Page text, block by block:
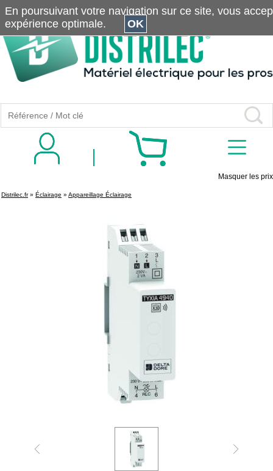
Masquer les prix
Distrilec.fr» Éclairage » Appareillage Éclairage
En poursuivant votre navigation sur ce site, vous
expérience optimale.
OK